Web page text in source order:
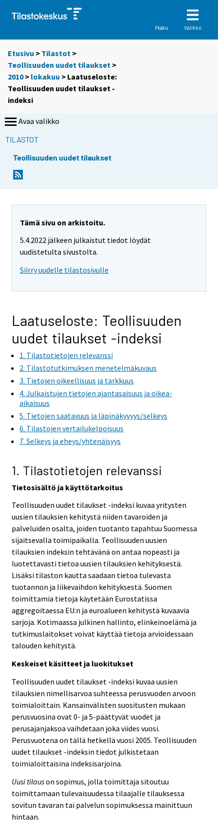
Haku Valikko
Etusivu > Tilastot >
Teollisuuden uudet tilaukset >
2010> lokakuu > Laatuseloste:
Teollisuuden uudet tilaukset -
indeksi
Avaa valikko
TILASTOT
Teollisuuden uudet tilaukset
Tämä sivu on arkistoitu.
5.4.2022 jälkeen julkaistut tiedot löydät
uudistetulta sivustolta.
Siirry uudelle tilastosivulle
Laatuseloste: Teollisuuden
uudet tilaukset -indeksi
1. Tilastotietojen relevanssi
2. Tilastotutkimuksen menetelmäkuvaus
3. Tietojen oikeellisuus ja tarkkuus
4. Julkaistujen tietojen ajantasaisuus ja oikea-
aikaisuus
5. Tietojen saatavuus ja läpinäkyvyys/selkeys
6. Tilastojen vertailukelpoisuus
7. Selkeys ja eheys/yhtenäisyys
1. Tilastotietojen relevanssi
Tietosisältö ja käyttötarkoitus
Teollisuuden uudet tilaukset -indeksi kuvaa yritysten
uusien tilauksien kehitystä niiden tavaroiden ja
palveluiden osalta, joiden tuotanto tapahtuu Suomessa
sijaitsevalla toimipaikalla. Teollisuuden uusien
tilauksien indeksin tehtävänä on antaa nopeasti ja
luotettavasti tietoa uusien tilauksien kehityksestä.
Lisäksi tilaston kautta saadaan tietoa tulevasta
tuotannon ja liikevaihdon kehityksestä. Suomen
toimittamia tietoja käytetään Eurostatissa
aggregoitaessa EU:n ja euroalueen kehitystä kuvaavia
sarjoja. Kotimaassa julkinen hallinto, elinkeinoelämä ja
tutkimuslaitokset voivat käyttää tietoja arvioidessaan
talouden kehitystä.
Keskeiset käsitteet ja luokitukset
Teollisuuden uudet tilaukset -indeksi kuvaa uusien
tilauksien nimellisarvoa suhteessa perusvuoden arvoon
toimialoittain. Kansainvälisten suositusten mukaan
perusvuosina ovat 0- ja 5-päättyvät vuodet ja
perusajanjaksoa vaihdetaan joka viides vuosi.
Perusvuotena on tällä hetkellä vuosi 2005. Teollisuuden
uudet tilaukset -indeksin tiedot julkistetaan
toimialoittaisina indeksisarjoina.
Uusi tilauson sopimus, jolla toimittaja sitoutuu
toimittamaan tulevaisuudessa tilaajalle tilauksessa
sovitun tavaran tai palvelun sopimuksessa mainittuun
hintaan.